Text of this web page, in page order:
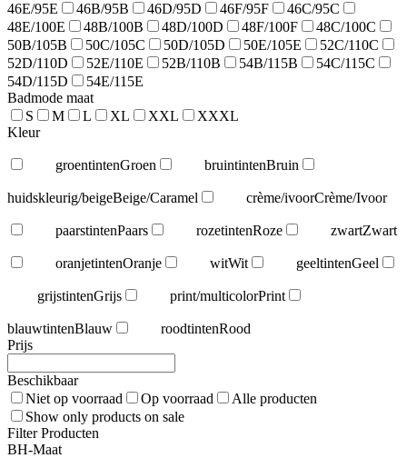
46E/95E
46B/95B 46D/95D 46F/95F
46C/95C
48E/100E
48B/100B 48D/100D 48F/100F
48C/100C
50B/105B
50C/105C 50D/105D 50E/105E
52C/110C
52D/110D
52E/110E 52B/110B 54B/115B
54C/115C
54D/115D
54E/115E
Badmode maat
S
M L XL XXL
XXXL
Kleur
groentintenGroen bruintintenBruin
huidskleurig/beigeBeige/Caramel crème/ivoorCrème/Ivoor
paarstintenPaars rozetintenRoze zwartZwart
oranjetintenOranje witWit geeltintenGeel
grijstintenGrijs print/multicolorPrint
blauwtintenBlauw roodtintenRood
Prijs
Beschikbaar
Niet op voorraad
Op voorraad
Alle producten
Show only products on sale
Filter Producten
BH-Maat